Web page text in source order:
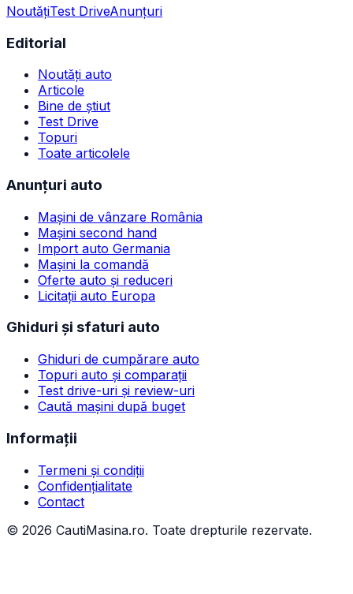
NoutățiTest DriveAnunțuri
Editorial
Noutăți auto
Articole
Bine de știut
Test Drive
Topuri
Toate articolele
Anunțuri auto
Mașini de vânzare România
Mașini second hand
Import auto Germania
Mașini la comandă
Oferte auto și reduceri
Licitații auto Europa
Ghiduri și sfaturi auto
Ghiduri de cumpărare auto
Topuri auto și comparații
Test drive-uri și review-uri
Caută mașini după buget
Informații
Termeni și condiții
Confidențialitate
Contact
© 2026 CautiMasina.ro. Toate drepturile rezervate.